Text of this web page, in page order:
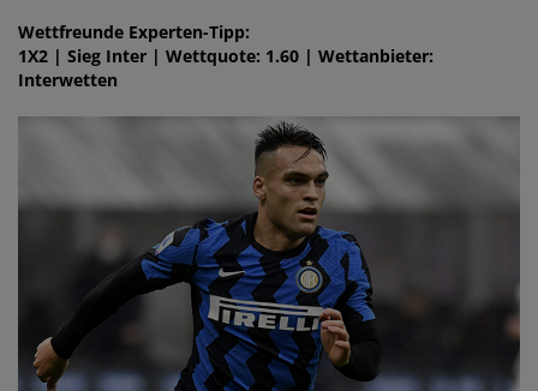
Wettfreunde Experten-Tipp:
1X2 | Sieg Inter | Wettquote: 1.60 | Wettanbieter:
Interwetten